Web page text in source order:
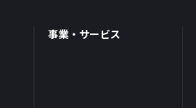
事業・サービス